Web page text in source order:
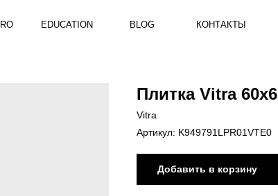
EDUCATION BLOG КОНТАКТЫ
Плитка Vitra
Vitra
Артикул: K949791LPR01VTE0
Добавить в корзину